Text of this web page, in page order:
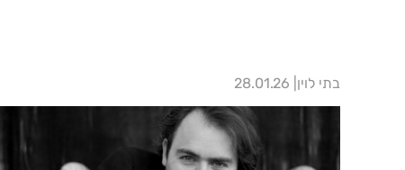
בתי לוין 28.01.26